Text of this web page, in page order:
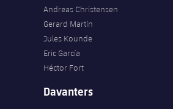
Andreas Christensen
Gerard Martín
Jules Kounde
Eric García
Héctor Fort
Davanters